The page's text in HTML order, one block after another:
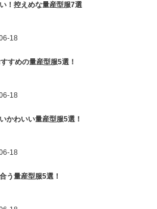
！控えめな量産型服7選
18
すめの量産型服5選！
18
かわいい量産型服5選！
18
う量産型服5選！